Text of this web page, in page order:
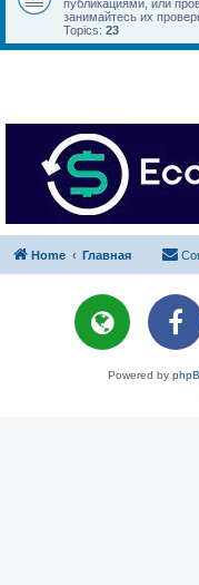
публикациями, или
занимайтесь их
Topics: 23
Home Главная
Powered by